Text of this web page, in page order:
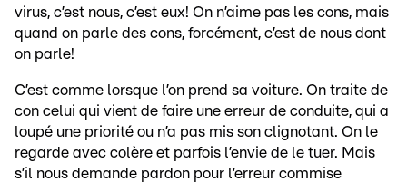
virus, c’est nous, c’est eux! On n’aime pas les cons, mais
quand on parle des cons, forcément, c’est de nous dont
on parle!
C’est comme lorsque l’on prend sa voiture. On traite de
con celui qui vient de faire une erreur de conduite, qui a
loupé une priorité ou n’a pas mis son clignotant. On le
regarde avec colère et parfois l’envie de le tuer. Mais
s’il nous demande pardon pour l’erreur commise